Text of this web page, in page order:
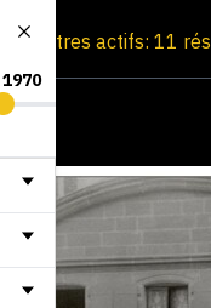
Filtres actifs: 11